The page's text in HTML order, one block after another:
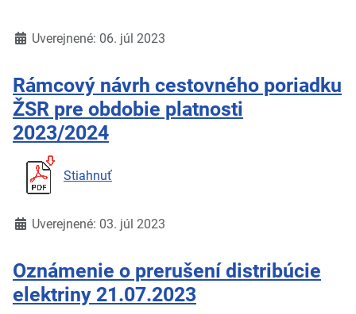
DetailyUverejnené: 06. júl 2023
Rámcový návrh cestovného poriadku
ŽSR pre obdobie platnosti
2023/2024
Stiahnuť
DetailyUverejnené: 03. júl 2023
Oznámenie o prerušení distribúcie
elektriny 21.07.2023